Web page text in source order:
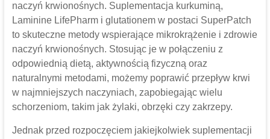
naczyń krwionośnych. Suplementacja kurkuminą,
Laminine LifePharm i glutationem w postaci SuperPatch
to skuteczne metody wspierające mikrokrążenie i zdrowie
naczyń krwionośnych. Stosując je w połączeniu z
odpowiednią dietą, aktywnością fizyczną oraz
naturalnymi metodami, możemy poprawić przepływ krwi
w najmniejszych naczyniach, zapobiegając wielu
schorzeniom, takim jak żylaki, obrzęki czy zakrzepy.
Jednak przed rozpoczęciem jakiejkolwiek suplementacji